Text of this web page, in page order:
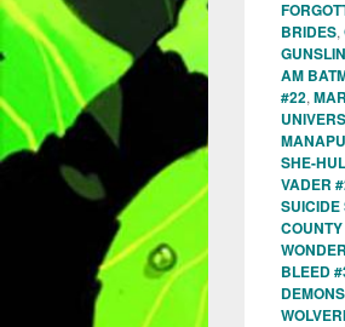
BRIDES,
AM
#22,
SHE-
VADER
BLEED